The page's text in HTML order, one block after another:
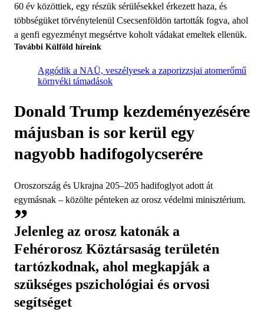
60 év közöttiek, egy részük sérülésekkel érkezett haza, és
többségüket törvénytelenül Csecsenföldön tartották fogva, ahol
a genfi egyezményt megsértve koholt vádakat emeltek ellenük.
További Külföld híreink
Aggódik a NAÜ, veszélyesek a zaporizzsjai atomerőmű
környéki támadások
Donald Trump kezdeményezésére
májusban is sor kerül egy
nagyobb hadifogolycserére
Oroszország és Ukrajna 205–205 hadifoglyot adott át
egymásnak – közölte pénteken az orosz védelmi minisztérium.
Jelenleg az orosz katonák a
Fehérorosz Köztársaság területén
tartózkodnak, ahol megkapják a
szükséges pszichológiai és orvosi
segítséget